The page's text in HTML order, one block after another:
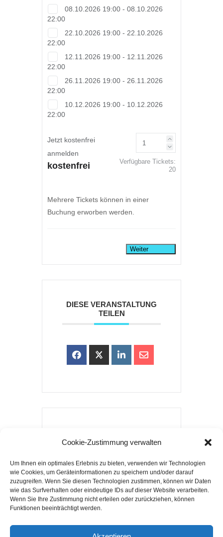
Cookie-Zustimmung verwalten
Um Ihnen ein optimales Erlebnis zu bieten, verwenden wir Technologien
wie Cookies, um Geräteinformationen zu speichern und/oder darauf
zuzugreifen. Wenn Sie diesen Technologien zustimmen, können wir Daten
wie das Surfverhalten oder eindeutige IDs auf dieser Website verarbeiten.
Wenn Sie Ihre Zustimmung nicht erteilen oder zurückziehen, können
Funktionen beeinträchtigt werden.
08.10.2026 19:00 - 08.10.2026
22:00
22.10.2026 19:00 - 22.10.2026
22:00
12.11.2026 19:00 - 12.11.2026
22:00
26.11.2026 19:00 - 26.11.2026
22:00
10.12.2026 19:00 - 10.12.2026
22:00
Jetzt kostenfrei
anmelden
kostenfrei
Verfügbare Tickets:
20
Mehrere Tickets können in einer
Buchung erworben werden.
Weiter
DIESE VERANSTALTUNG
TEILEN